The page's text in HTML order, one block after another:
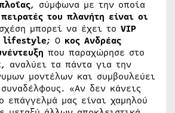
, σύμφωνα με την οποία
του πλανήτη είναι οι
μπορεί να έχει το VIP
lifestyle; Ο κος Ανδρέας
που παραχώρησε στο
τα πάντα για την
μοντέλων και συμβουλεύει
«Αν δεν κάνεις
επάγγελμά μας είναι χαμηλού